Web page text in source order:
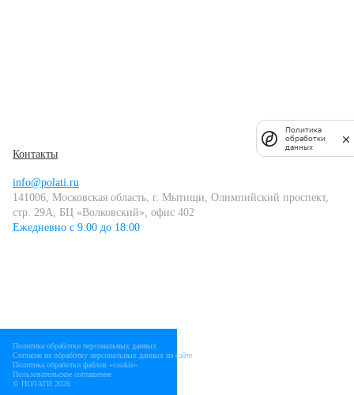
Контакты
info@polati.ru
141006, Московская область, г. Мытищи, Олимпийский проспект,
стр. 29А, БЦ «Волковский», офис 402
Ежедневно с 9:00 до 18:00
© ПОЛАТИ 2026
Пользовательское соглашение
Политика обработки файлов «cookie»
Согласие на обработку персональных данных на сайте
Политика обработки персональных данных
Политика
обработки
данных